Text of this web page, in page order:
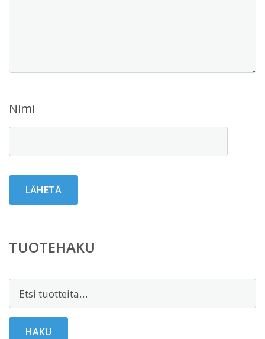
Nimi
TUOTEHAKU
HAKU